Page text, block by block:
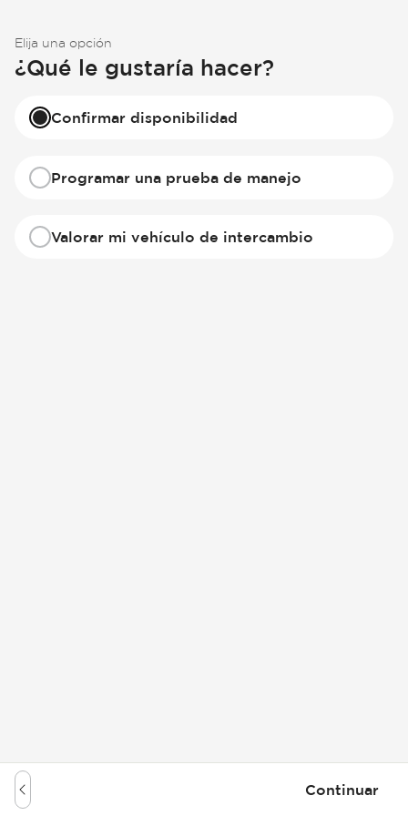
Elija una opción
¿Qué le gustaría hacer?
Confirmar disponibilidad
Programar una prueba de manejo
Valorar mi vehículo de intercambio
Continuar